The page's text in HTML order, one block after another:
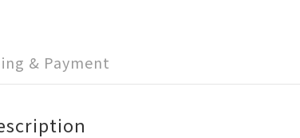
& Payment